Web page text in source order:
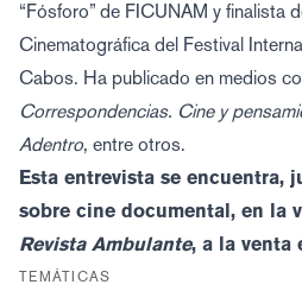
“Fósforo” de FICUNAM y finalista
Cinematográfica del Festival
Cabos. Ha publicado en medios
Correspondencias. Cine y
Adentro, entre otros.
Esta entrevista se encuentra,
sobre cine documental, en la
Revista Ambulante, a la venta
TEMÁTICAS